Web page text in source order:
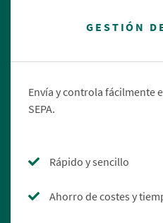
GESTIÓN
Envía y controla fácilmente
SEPA.
Rápido y sencillo
Ahorro de costes y